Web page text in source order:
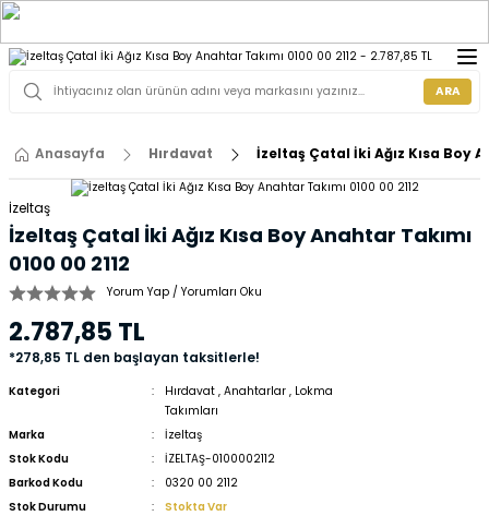
ARA
Anasayfa Hırdavat İzeltaş Çatal İki Ağız Kısa Boy
İzeltaş
İzeltaş Çatal İki Ağız Kısa Boy Anahtar Takımı
0100 00 2112
Yorum Yap / Yorumları Oku
2.787,85 TL
*278,85 TL den başlayan taksitlerle!
Kategori Hırdavat ,Anahtarlar , Lokma
Takımları
Marka
İzeltaş
Stok Kodu
İZELTAŞ-0100002112
Barkod Kodu
0320 00 2112
Stok Durumu
Stokta Var